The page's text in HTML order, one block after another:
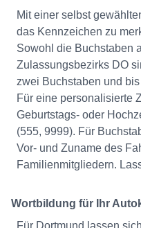
Mit einer selbst
das Kennzeichen zu
Sowohl die Buchstaben
Zulassungsbezirks DO
zwei Buchstaben und
Für eine personalisierte
Geburtstags- oder
(555, 9999). Für
Vor- und Zuname des
Familienmitgliedern.
Wortbildung für Ihr